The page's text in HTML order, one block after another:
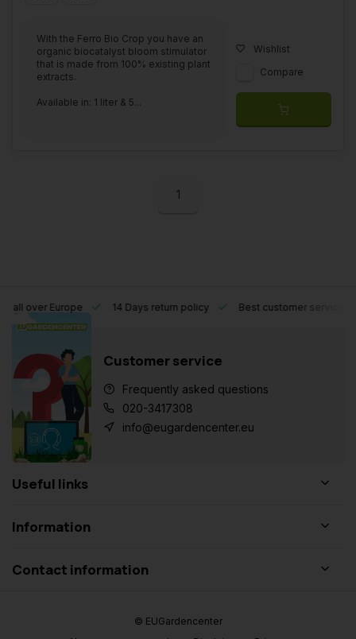
With the Ferro Bio Crop you have an
organic biocatalyst bloom stimulator
that is made from 100% existing plant
extracts.
Available in: 1 liter & 5...
Wishlist
Compare
1
Europe 14 Days return policy Best customer service
Customer service
Frequently asked questions
020-3417308
info@eugardencenter.eu
Useful links
Information
Contact information
© EUGardencenter